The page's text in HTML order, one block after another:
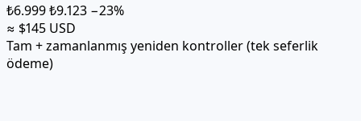
₺6.999₺9.123 −23%
≈ $145 USD
Tam + zamanlanmış yeniden kontroller (tek seferlik
ödeme)